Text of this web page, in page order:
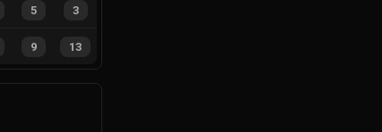
5 3
9 13